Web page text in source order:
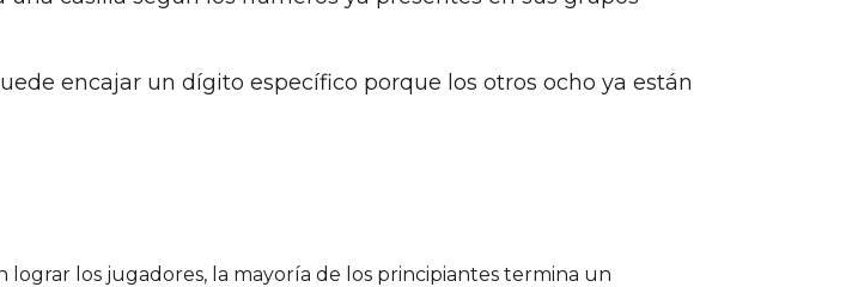
encajar un dígito específico porque los otros ocho ya están
los jugadores, la mayoría de los principiantes termina un